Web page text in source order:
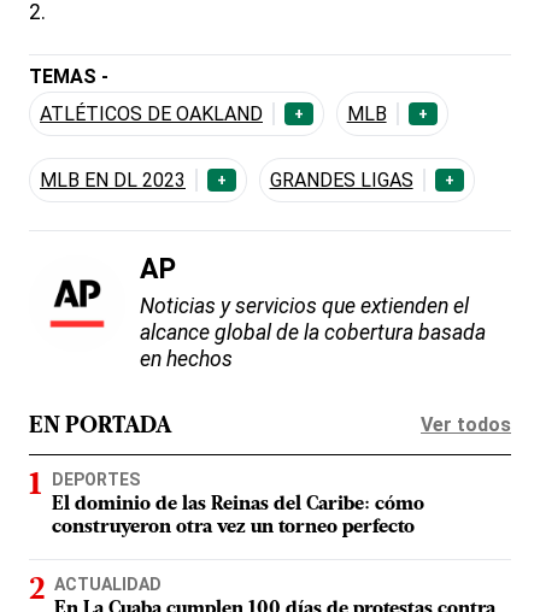
2.
TEMAS -
ATLÉTICOS DE OAKLAND
+ MLB +
MLB EN DL 2023 + GRANDES LIGAS +
AP
Noticias y servicios que extienden el
alcance global de la cobertura basada
en hechos
EN PORTADA Ver todos
DEPORTES
El dominio de las Reinas del Caribe: cómo
construyeron otra vez un torneo perfecto
ACTUALIDAD